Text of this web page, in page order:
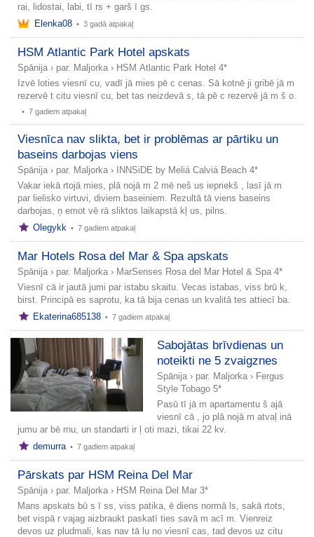
rai, lidostai, labi, tī rs + garš ī gs.
Elenka08 • 3 gadā atpakaļ
HSM Atlantic Park Hotel apskats
Spānija › par. Maljorka › HSM Atlantic Park Hotel 4*
Izvē loties viesnī cu, vadī jā mies pē c cenas. Sā kotnē ji gribē jā m
rezervē t citu viesnī cu, bet tas neizdevā s, tā pē c rezervē jā m š o.
• 7 gadiem atpakaļ
Viesnīca nav slikta, bet ir problēmas ar pārtiku un
baseins darbojas viens
Spānija › par. Maljorka ›
INNSiDE by Meliá Calviá Beach 4*
Vakar iekā rtojā mies, plā nojā m 2 mē neš us iepriekš , lasī jā m
par lielisko virtuvi, diviem baseiniem. Rezultā tā viens baseins
darbojas, ņ emot vē rā sliktos laikapstā kļ us, pilns.
Olegykk • 7 gadiem atpakaļ
Mar Hotels Rosa del Mar & Spa apskats
Spānija › par. Maljorka › MarSenses Rosa del Mar Hotel & Spa 4*
Viesnī cā ir jautā jumi par istabu skaitu. Vecas istabas, viss brū k,
birst. Principā es saprotu, ka tā bija cenas un kvalitā tes attiecī ba.
Ekaterina685138 • 7 gadiem atpakaļ
Sabojātas brīvdienas un
noteikti ne 5 zvaigznes
Spānija › par. Maljorka › Fergus
Style Tobago 5*
Pasū tī jā m apartamentu š ajā
viesnī cā , jo plā nojā m atvaļ inā
jumu ar bē rnu, un standarti ir ļ oti mazi, tikai 22 kv.
demurra • 7 gadiem atpakaļ
Pārskats par HSM Reina Del Mar
Spānija › par. Maljorka › HSM Reina Del Mar 3*
Mans apskats bū s ī ss, viss patika, ē diens normā ls, sakā rtots,
bet vispā r vajag aizbraukt paskatī ties savā m acī m. Vienreiz
devos uz pludmali, kas nav tā lu no viesnī cas, tad devos uz citu